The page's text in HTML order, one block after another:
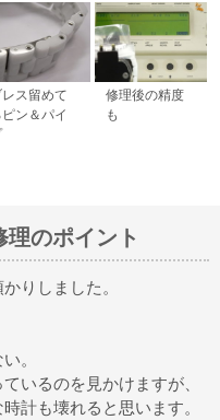
ス留めて
ン＆パイ
修理後の精度
も
のポイント
かりしました。
。
いるのを見かけますが、
計も壊れると思います。